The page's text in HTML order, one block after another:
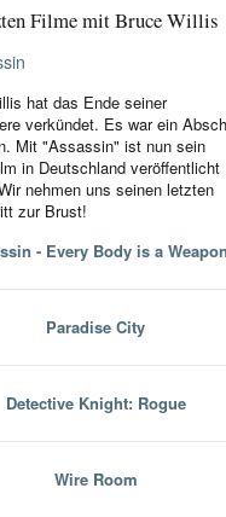
Filme mit Bruce Willis
hat das Ende seiner
verkündet. Es war ein
Mit "Assassin" ist nun sein
in Deutschland veröffentlicht
nehmen uns seinen letzten
zur Brust!
- Every Body is a Weapon
Paradise City
Detective Knight: Rogue
Wire Room